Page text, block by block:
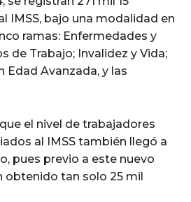
IMSS, bajo una modalidad en
ramas: Enfermedades y
de Trabajo; Invalidez y Vida;
Edad Avanzada, y las
el nivel de trabajadores
al IMSS también llegó a
pues previo a este nuevo
obtenido tan solo 25 mil